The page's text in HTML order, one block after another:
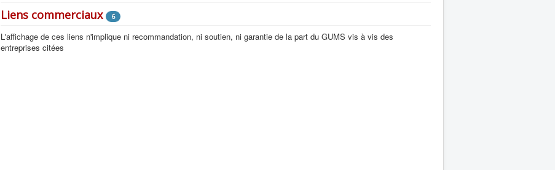
Liens commerciaux 6
L'affichage de ces liens n'implique ni recommandation, ni soutien, ni garantie de la part du GUMS vis à vis des
entreprises citées